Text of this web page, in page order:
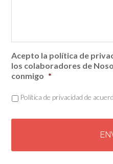
Acepto la política de
los colaboradores de
conmigo *
Política de privacidad de